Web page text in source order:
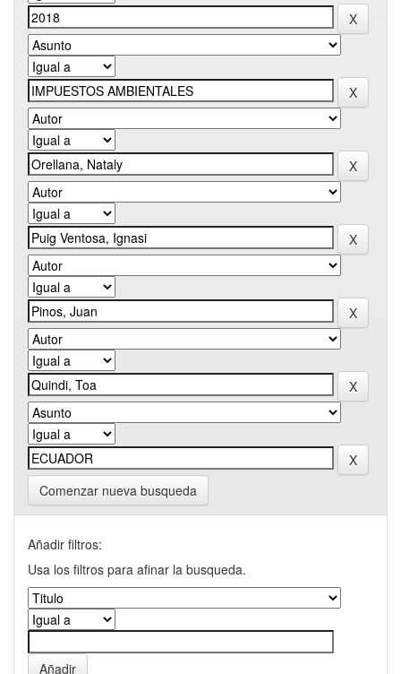
Comenzar nueva busqueda
Añadir filtros:
Usa los filtros para afinar la busqueda.